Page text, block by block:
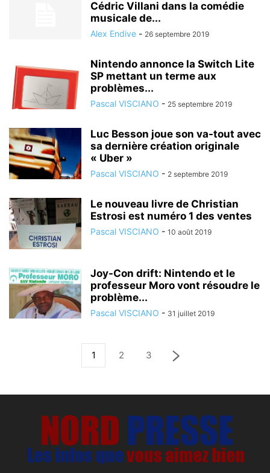
Cédric Villani dans la comédie
musicale de...
Alex Endive - 26 septembre 2019
Nintendo annonce la Switch Lite
SP mettant un terme aux
problèmes...
Pascal VISCIANO - 25 septembre 2019
Luc Besson joue son va-tout avec
sa dernière création originale
« Uber »
Pascal VISCIANO - 2 septembre 2019
Le nouveau livre de Christian
Estrosi est numéro 1 des ventes
Pascal VISCIANO - 10 août 2019
Joy-Con drift: Nintendo et le
professeur Moro vont résoudre le
problème...
Pascal VISCIANO - 31 juillet 2019
1 2 3